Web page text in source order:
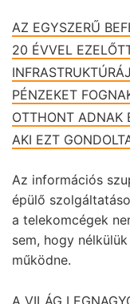
AZ EGYSZERŰ
20 ÉVVEL
PÉNZEKET
OTTHONT ADNAK
AKI EZT
Az információs
épülő
a telekomcégek
sem, hogy
működne.
A VILÁG